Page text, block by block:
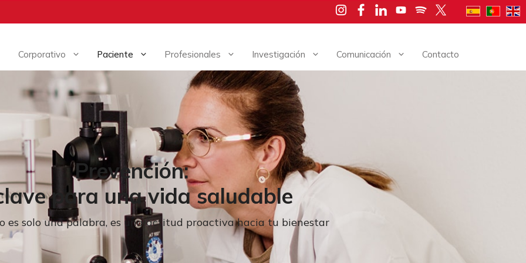
Corporativo Paciente Profesionales Investigación Comunicación Contacto
Prevención:
para una vida saludable
es solo una palabra, es una actitud proactiva hacia tu bienestar